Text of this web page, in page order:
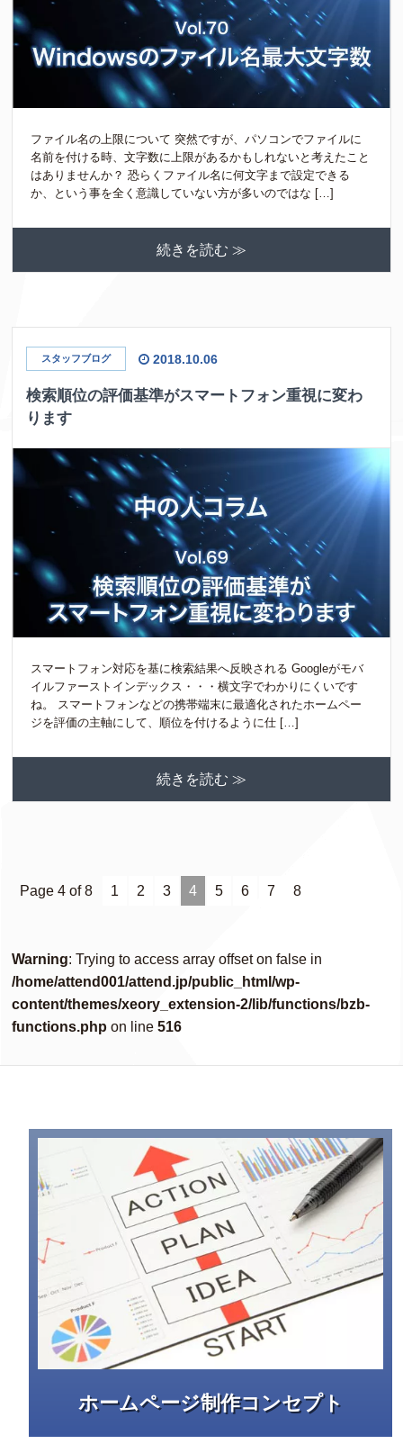
ファイル名の上限について 突然ですが、パソコンでファイルに
名前を付ける時、文字数に上限があるかもしれないと考えたこと
はありませんか？ 恐らくファイル名に何文字まで設定できる
か、という事を全く意識していない方が多いのではな […]
続きを読む ≫
スタッフブログ 2018.10.06
検索順位の評価基準がスマートフォン重視に変わ
ります
スマートフォン対応を基に検索結果へ反映される Googleがモバ
イルファーストインデックス・・・横文字でわかりにくいです
ね。 スマートフォンなどの携帯端末に最適化されたホームペー
ジを評価の主軸にして、順位を付けるように仕 […]
続きを読む ≫
Page 4 of 8 1 2 3 4 5 6 7 8
Warning: Trying to access array offset on false in
/home/attend001/attend.jp/public_html/wp-
content/themes/xeory_extension-2/lib/functions/bzb-
functions.php on line516
ホームページ制作コンセプト